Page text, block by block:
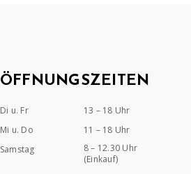
ÖFFNUNGSZEITEN
Di u. Fr
13 – 18 Uhr
Mi u. Do
11 – 18 Uhr
Samstag
8 – 12.30 Uhr
(Einkauf)